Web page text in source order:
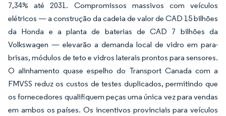
7,34% até 2031. Compromissos massivos com veículos
elétricos — a construção da cadeia de valor de CAD 15 bilhões
da Honda e a planta de baterias de CAD 7 bilhões da
Volkswagen — elevarão a demanda local de vidro em para-
brisas, módulos de teto e vidros laterais prontos para sensores.
O alinhamento quase espelho do Transport Canada com a
FMVSS reduz os custos de testes duplicados, permitindo que
os fornecedores qualifiquem peças uma única vez para vendas
em ambos os países. Os incentivos provinciais para veículos